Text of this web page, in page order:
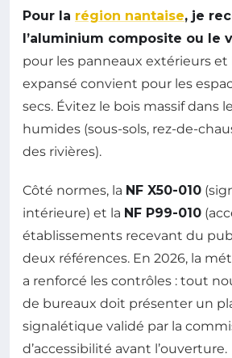
Pour la région nantaise, je
l’aluminium composite ou le
pour les panneaux extérieurs et
expansé convient pour les
secs. Évitez le bois massif dans
humides (sous-sols, rez-de-
des rivières).
Côté normes, la NF X50-010
intérieure) et la NF P99-010
établissements recevant du
deux références. En 2026, la
a renforcé les contrôles : tout
de bureaux doit présenter un
signalétique validé par la
d’accessibilité avant l’ouverture.